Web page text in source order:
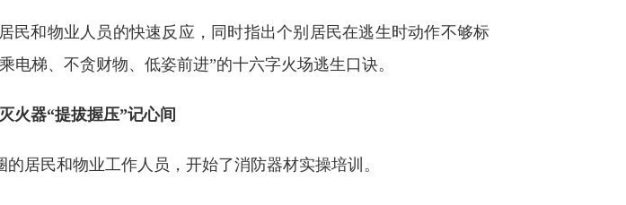
和物业人员的快速反应，同时指出个别居民在逃生时动作不够标
梯、不贪财物、低姿前进”的十六字火场逃生口诀。
火器“提拔握压”记心间
民和物业工作人员，开始了消防器材实操培训。